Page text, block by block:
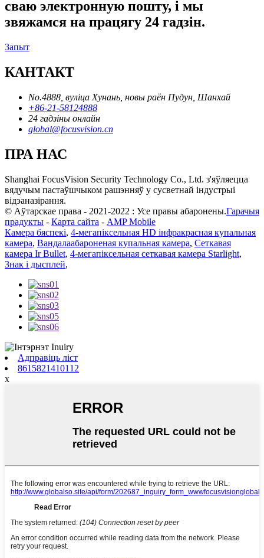
сваю электронную пошту, і мы
звяжамся на працягу 24 гадзін.
Запыт
КАНТАКТ
No.4888, вуліца Хунань, новы раён Пудун, Шанхай
+86-21-58124888
24 гадзіны онлайн
global@focusvision.cn
ПРА НАС
Shanghai FocusVision Security Technology Co., Ltd. з'яўляецца
вядучым пастаўшчыком рашэнняў у сусветнай індустрыі
відэаназірання.
© Аўтарскае права - 2021-2022 : Усе правы абаронены.Гарачыя
прадукты - Карта сайта - AMP Mobile
Камера бяспекі, 4-мегапіксельная HD інфракрасная купальная
камера, Вандалаабароненая купальная камера, Сеткавая
камера Ir Bullet, 4-мегапіксельная сеткавая камера Starlight,
Знак і дысплей,
Адправіць ліст
8615821410112
x